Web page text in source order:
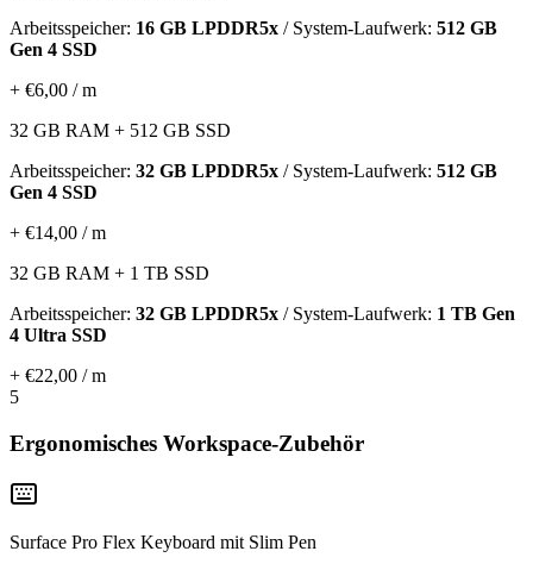
Arbeitsspeicher: 16 GB LPDDR5x / System-Laufwerk: 512 GB
Gen 4 SSD
+ €6,00 / m
32 GB RAM + 512 GB SSD
Arbeitsspeicher: 32 GB LPDDR5x / System-Laufwerk: 512 GB
Gen 4 SSD
+ €14,00 / m
32 GB RAM + 1 TB SSD
Arbeitsspeicher: 32 GB LPDDR5x / System-Laufwerk: 1 TB Gen
4 Ultra SSD
+ €22,00 / m
5
Ergonomisches Workspace-Zubehör
Surface Pro Flex Keyboard mit Slim Pen